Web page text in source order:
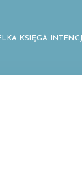
KSIĘGA INTENCJI